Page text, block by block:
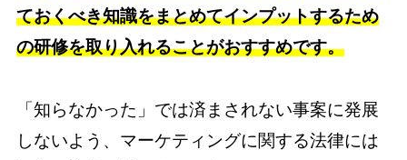
ておくべき知識をまとめてインプットするため
の研修を取り入れることがおすすめです。
「知らなかった」では済まされない事案に発展
しないよう、マーケティングに関する法律には